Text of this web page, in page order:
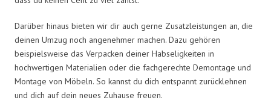
Darüber hinaus bieten wir dir auch gerne Zusatzleistungen an, die
deinen Umzug noch angenehmer machen. Dazu gehören
beispielsweise das Verpacken deiner Habseligkeiten in
hochwertigen Materialien oder die fachgerechte Demontage und
Montage von Möbeln. So kannst du dich entspannt zurücklehnen
und dich auf dein neues Zuhause freuen.